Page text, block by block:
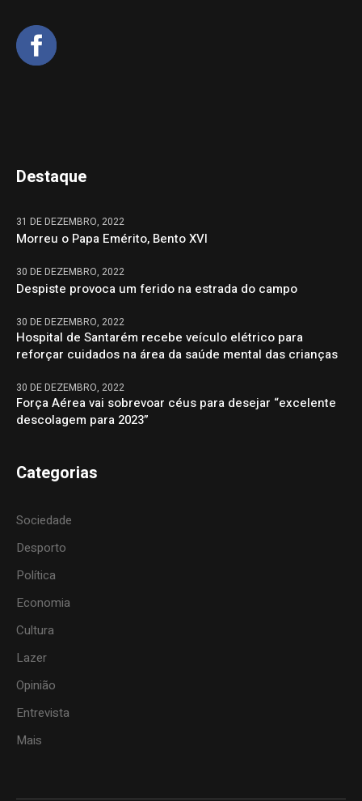
Destaque
31 DE DEZEMBRO, 2022
Morreu o Papa Emérito, Bento XVI
30 DE DEZEMBRO, 2022
Despiste provoca um ferido na estrada do campo
30 DE DEZEMBRO, 2022
Hospital de Santarém recebe veículo elétrico para
reforçar cuidados na área da saúde mental das crianças
30 DE DEZEMBRO, 2022
Força Aérea vai sobrevoar céus para desejar “excelente
descolagem para 2023”
Categorias
Sociedade
Desporto
Política
Economia
Cultura
Lazer
Opinião
Entrevista
Mais